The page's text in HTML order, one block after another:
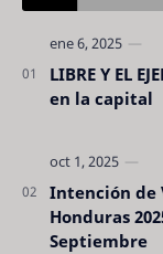
LIBRE Y EL
en la capital
Intención de
Honduras
Septiembre